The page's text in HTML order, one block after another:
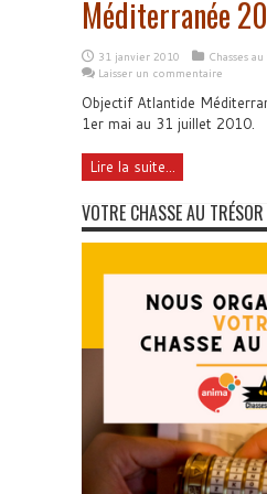
Méditerranée
31 janvier 2010
Chasses
Laisser un commentaire
Objectif Atlantide
1er mai au 31 juillet 2010.
Lire la suite...
VOTRE CHASSE AU TRÉSOR